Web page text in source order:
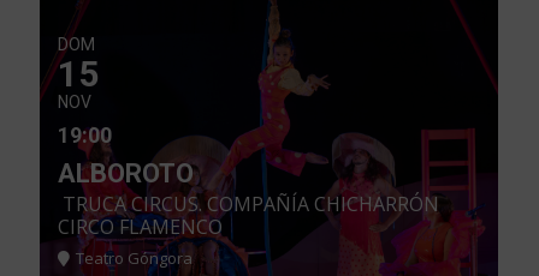
DOM
15
NOV
19:00
ALBOROTO
TRUCA CIRCUS. COMPAÑÍA CHICHARRÓN
CIRCO FLAMENCO
Teatro Góngora